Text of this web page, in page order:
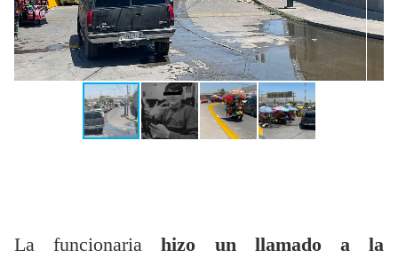
La funcionariahizo un llamado a la